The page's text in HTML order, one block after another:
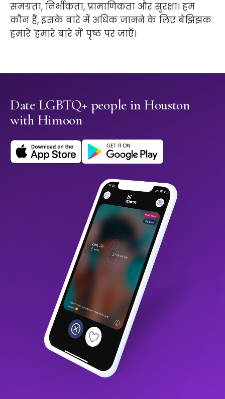
समग्रता, निर्भीकता, प्रामाणिकता और सुरक्षा। हम
कौन हैं, इसके बारे में अधिक जानने के लिए बेझिझक
हमारे 'हमारे बारे में' पृष्ठ पर जाएँ।
Date LGBTQ+ people in Houston
with Himoon